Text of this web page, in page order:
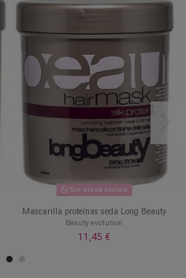
Sin stock online
Mascarilla proteínas seda Long Beauty
Beauty evolution
11,45 €